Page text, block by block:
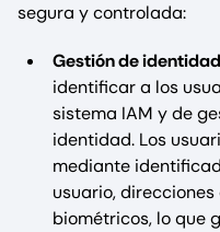
segura y controlada:
Gestión de
identificar a los
sistema IAM y de
identidad. Los
mediante
usuario,
biométricos, lo que